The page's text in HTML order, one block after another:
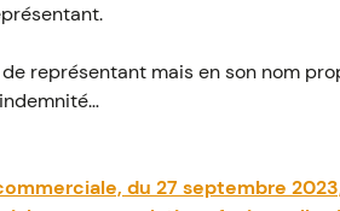
représentant mais en son nom
du 27 septembre